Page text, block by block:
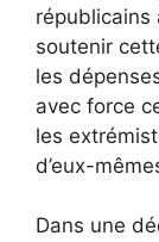
républicains
soutenir
les
avec force
les
d’eux-
Dans une